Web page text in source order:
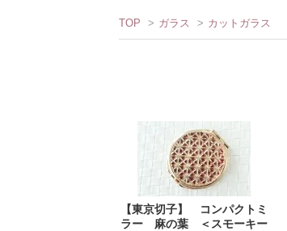
TOP > ガラス > カットガラス
【東京切子】 コンパクトミ
ラー 麻の葉 ＜スモーキー